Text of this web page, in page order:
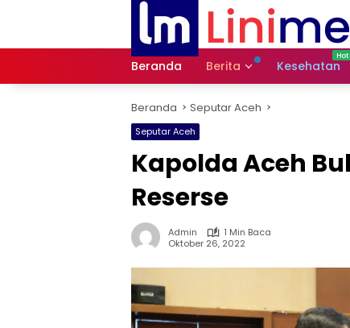
Beranda Berita Kesehatan
Beranda Seputar Aceh
Seputar Aceh
Kapolda Aceh
Reserse
Admin
1 Min Baca
Oktober 26, 2022